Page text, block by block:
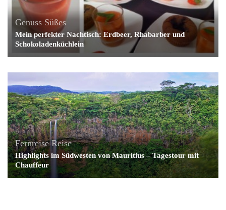
Genuss Süßes
Mein perfekter Nachtisch: Erdbeer, Rhabarber und
Schokoladenküchlein
Fernreise Reise
Highlights im Südwesten von Mauritius – Tagestour mit
Chauffeur